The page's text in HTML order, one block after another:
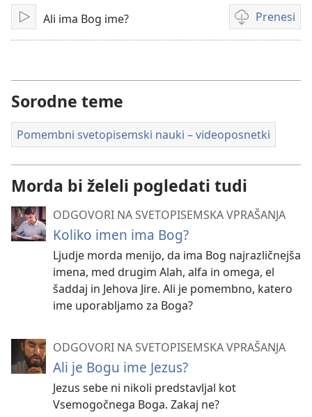
Predvajaj
Ali ima Bog ime? Prenesi
Možnosti
prenosa
Sorodne teme
Pomembni svetopisemski nauki – videoposnetki
Morda bi želeli pogledati tudi
ODGOVORI NA SVETOPISEMSKA VPRAŠANJA
Koliko imen ima Bog?
Ljudje morda menijo, da ima Bog najrazličnejša
imena, med drugim Alah, alfa in omega, el
šaddaj in Jehova Jire. Ali je pomembno, katero
ime uporabljamo za Boga?
ODGOVORI NA SVETOPISEMSKA VPRAŠANJA
Ali je Bogu ime Jezus?
Jezus sebe ni nikoli predstavljal kot
Vsemogočnega Boga. Zakaj ne?